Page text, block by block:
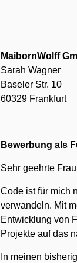
MaibornWolff
Sarah Wagner
Baseler Str. 10
60329 Frankfurt
Bewerbung als
Sehr geehrte
Code ist für mich
verwandeln. Mit
Entwicklung von
Projekte auf das
In meinen